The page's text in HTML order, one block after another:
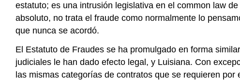
estatuto; es una intrusión legislativa en el common law
absoluto, no trata el fraude como normalmente lo
que nunca se acordó.
El Estatuto de Fraudes se ha promulgado en forma
judiciales le han dado efecto legal, y Luisiana. Con
las mismas categorías de contratos que se requieren